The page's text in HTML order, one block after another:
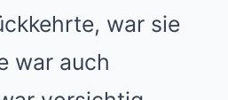
war sie
war auch